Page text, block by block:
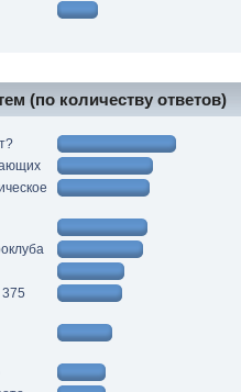
(по количеству ответов)